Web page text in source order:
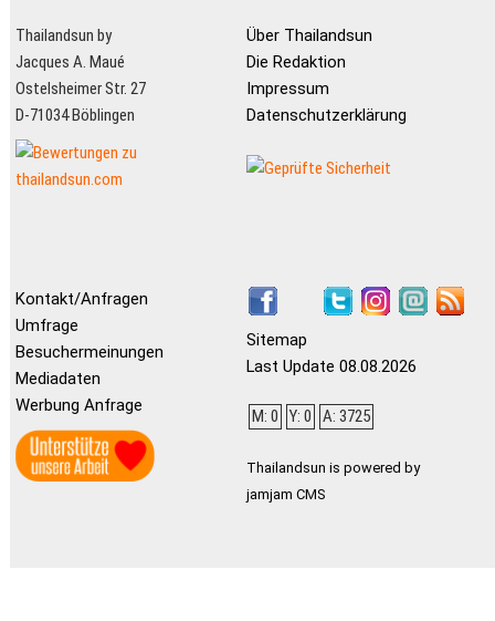
Thailandsun by
Jacques A. Maué
Ostelsheimer Str. 27
D-71034 Böblingen
Über Thailandsun
Die Redaktion
Impressum
Datenschutzerklärung
Kontakt/Anfragen
Umfrage
Besuchermeinungen
Mediadaten
Werbung Anfrage
Sitemap
Last Update 08.08.2026
M: 0 Y: 0 A: 3725
Thailandsun is powered by
jamjam CMS